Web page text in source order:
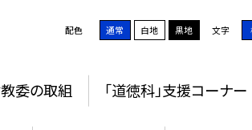
配色 通常 白地 黒地 文字
委の取組 「道徳科」支援コーナー